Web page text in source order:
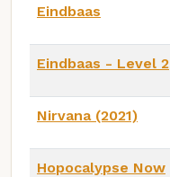
Eindbaas
Eindbaas - Level 2
Nirvana (2021)
Hopocalypse Now